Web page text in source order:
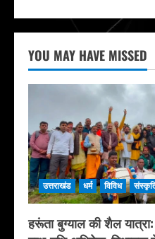
YOU MAY HAVE MISSED
उत्तराखंड धर्म विविध
हरूंता बुग्याल की शैल यात्रा: